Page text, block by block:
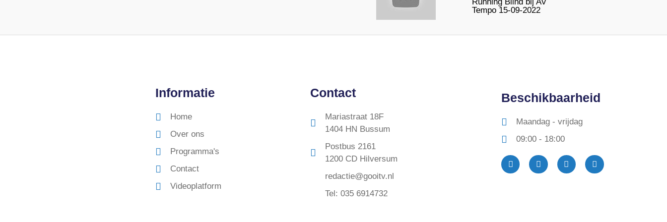
Tempo 15-09-2022
Informatie
Home
Over ons
Programma's
Contact
Videoplatform
Contact
Mariastraat 18F
1404 HN Bussum
Postbus 2161
1200 CD Hilversum
redactie@gooitv.nl
Tel: 035 6914732
Beschikbaarheid
Maandag - vrijdag
09:00 - 18:00